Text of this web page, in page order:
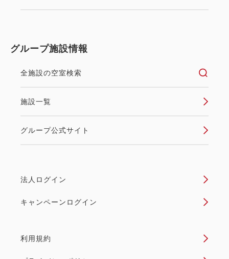
グループ施設情報
全施設の空室検索
施設一覧
グループ公式サイト
法人ログイン
キャンペーンログイン
利用規約